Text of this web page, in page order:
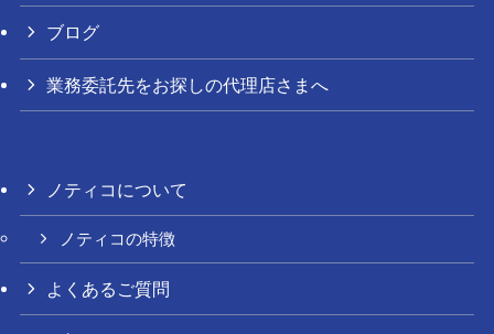
ブログ
業務委託先をお探しの代理店さまへ
ノティコについて
ノティコの特徴
よくあるご質問